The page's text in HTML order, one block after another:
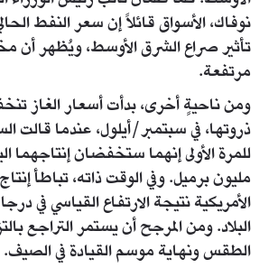
نوفاك، الأسواق قائلاً إن سعر النفط
تأثير صراع الشرق الأوسط، ويُظهر أن
مرتفعة.
ومن ناحيةٍ أخرى، بدأت أسعار الغاز
ذروتها، في سبتمبر/أيلول، عندما قالت
للمرة الأولى إنهما ستخفضان إنتاجهما
مليون برميل. وفي الوقت ذاته، تباطأ إنتاج
الأمريكية نتيجة الارتفاع القياسي في
البلاد. ومن المرجح أن يستمر التراجع
الطقس ونهاية موسم القيادة في الصيف.